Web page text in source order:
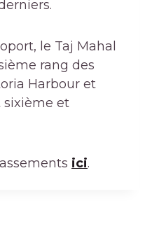
le Taj Mahal
rang des
Harbour et
sixième et
ici.